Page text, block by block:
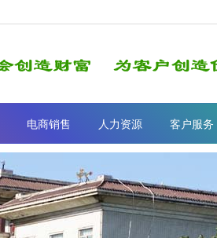
电商销售 人力资源 客户服务